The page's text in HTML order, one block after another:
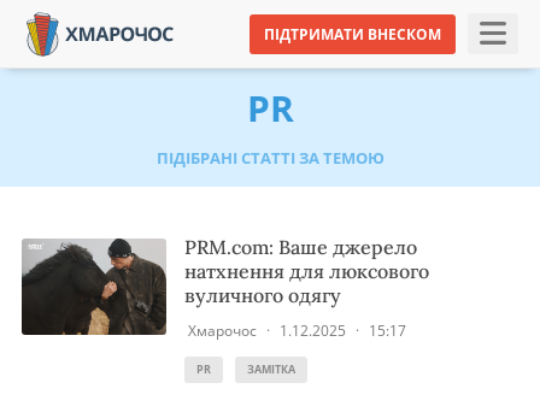
ПІДТРИМАТИ ВНЕСКОМ
PR
ПІДІБРАНІ СТАТТІ ЗА ТЕМОЮ
PRM.com: Ваше джерело
натхнення для люксового
вуличного одягу
Хмарочос · 1.12.2025 · 15:17
PR ЗАМІТКА